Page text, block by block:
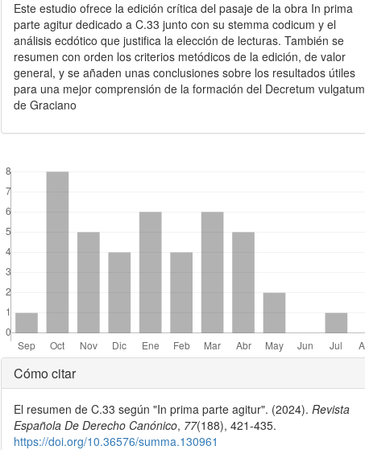
Este estudio ofrece la edición crítica del pasaje de la obra In prima
parte agitur dedicado a C.33 junto con su stemma codicum y el
análisis ecdótico que justifica la elección de lecturas. También se
resumen con orden los criterios metódicos de la edición, de valor
general, y se añaden unas conclusiones sobre los resultados útiles
para una mejor comprensión de la formación del Decretum vulgatum
de Graciano
Detalles
del
artículo
Cómo citar
El resumen de C.33 según "In prima parte agitur". (2024).Revista
Española De Derecho Canónico, 77(188), 421-435.
https://doi.org/10.36576/summa.130961